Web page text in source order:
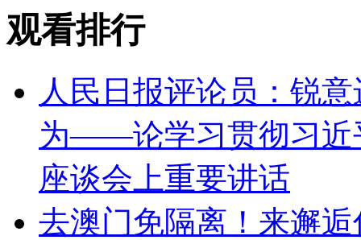
观看排行
人民日报评论员：锐
为——论学习贯彻习近
座谈会上重要讲话
去澳门免隔离！来邂